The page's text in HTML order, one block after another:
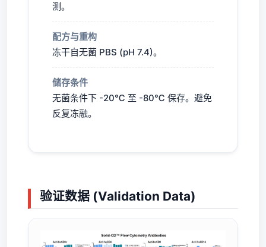
测。
配方与重构
冻干自无菌 PBS (pH 7.4)。
储存条件
无菌条件下 -20℃ 至 -80℃ 保存。避免
反复冻融。
验证数据 (Validation Data)